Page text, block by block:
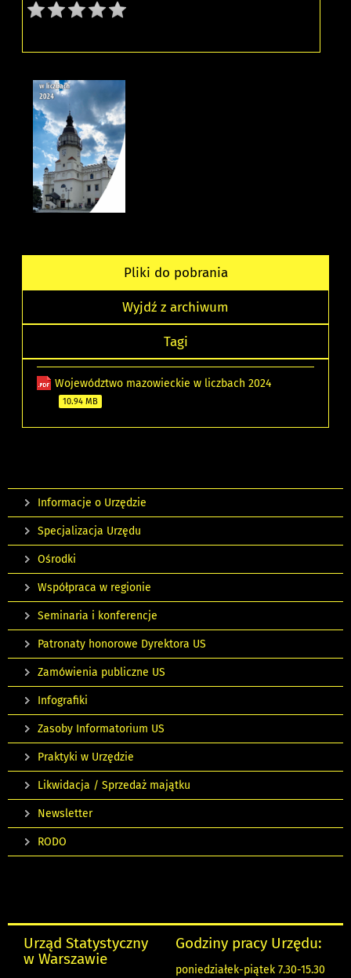
Pliki do pobrania
Wyjdź z archiwum
Tagi
Województwo mazowieckie w liczbach 2024
10.94 MB
Informacje o Urzędzie
Specjalizacja Urzędu
Ośrodki
Współpraca w regionie
Seminaria i konferencje
Patronaty honorowe Dyrektora US
Zamówienia publiczne US
Infografiki
Zasoby Informatorium US
Praktyki w Urzędzie
Likwidacja / Sprzedaż majątku
Newsletter
RODO
Urząd Statystyczny
w Warszawie
Godziny pracy Urzędu:
poniedziałek-piątek 7.30-15.30